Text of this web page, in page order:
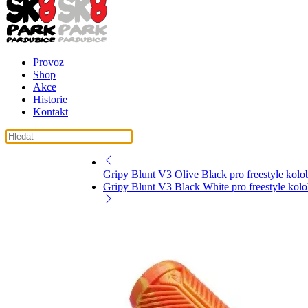
Provoz
Shop
Akce
Historie
Kontakt
Gripy Blunt V3 Olive Black pro freestyle
Gripy Blunt V3 Black White pro freestyle